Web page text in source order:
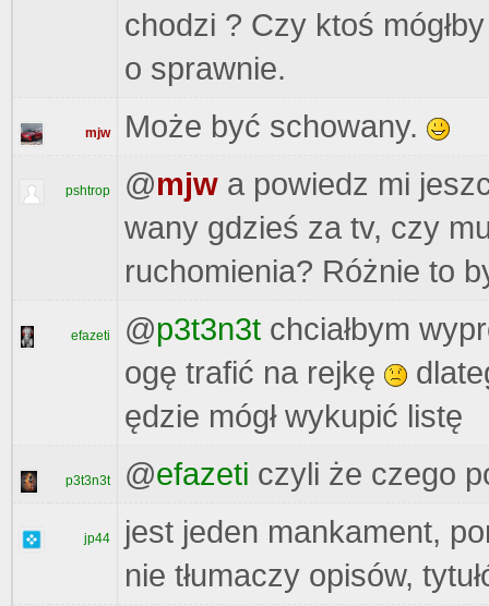
chodzi ? Czy ktoś
o sprawnie.
mjw Może być schowany.
pshtrop @mjw a powiedz mi
wany gdzieś za tv, czy
ruchomienia? Różnie to
efazeti @p3t3n3t chciałbym
ogę trafić na rejkę
ędzie mógł wykupić listę
p3t3n3t @efazeti czyli że czego
jp44
jest jeden mankament,
nie tłumaczy opisów,